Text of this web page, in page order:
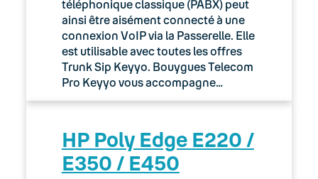
téléphonique classique (PABX) peut
ainsi être aisément connecté à une
connexion VoIP via la Passerelle. Elle
est utilisable avec toutes les offres
Trunk Sip Keyyo. Bouygues Telecom
Pro Keyyo vous accompagne…
HP Poly Edge E220 /
E350 / E450